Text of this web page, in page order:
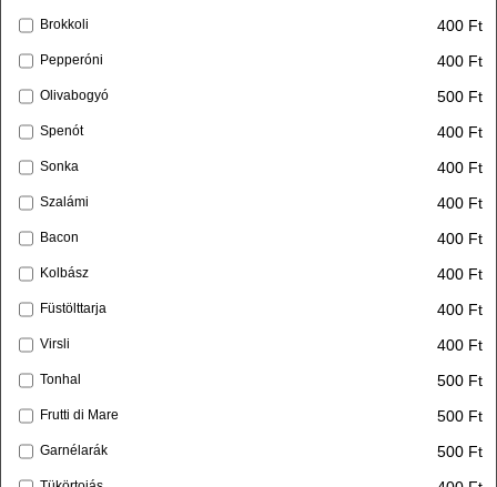
Brokkoli 400 Ft
Pepperóni 400 Ft
Olivabogyó 500 Ft
Spenót 400 Ft
Sonka 400 Ft
Szalámi 400 Ft
Bacon 400 Ft
Kolbász 400 Ft
Füstölttarja 400 Ft
Virsli 400 Ft
Tonhal 500 Ft
Frutti di Mare 500 Ft
Garnélarák 500 Ft